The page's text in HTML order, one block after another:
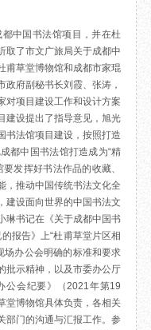
柴门
工部祠
少陵草堂碑亭
茅屋景区
唐代遗址
红墙花径
草堂影壁
大雅堂
万佛楼
千诗碑
中国书法馆项目，并在杜
取了市文广旅局关于成都中
甫草堂博物馆和成都市家琨
府副秘书长刘霞、张涛，
对项目建设工作和设计方案
建设提出了指导意见，旭光
书法馆项目建设，按照打造
都中国书法馆打造成为“精
发挥好书法作品的收藏、
，推动中国传统书法文化全
建设面向世界的中国书法文
琳书记在《关于成都中国书
报告》上“杜甫草堂片区相
场办公会明确的标准和要求
批示精神，以及市委办公厅
公会纪要》（2021年第19
堂博物馆具体负责，各相关
部门的沟通与汇报工作。参